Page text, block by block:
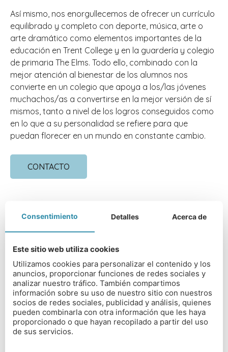
Así mismo, nos enorgullecemos de ofrecer un currículo
equilibrado y completo con deporte, música, arte o
arte dramático como elementos importantes de la
educación en Trent College y en la guardería y colegio
de primaria The Elms. Todo ello, combinado con la
mejor atención al bienestar de los alumnos nos
convierte en un colegio que apoya a los/las jóvenes
muchachos/as a convertirse en la mejor versión de sí
mismos, tanto a nivel de los logros conseguidos como
en lo que a su personalidad se refiere para que
puedan florecer en un mundo en constante cambio.
CONTACTO
DIRECCIÓN DEL COLEGIO
Trent College, Derby Rd, Long Eaton,
Nottingham NG10 4AD
TIPO DE COLEGIO
Mixto en régimen abierto o interno
RANGO EDAD
Consentimiento Detalles Acerca de
Este sitio web utiliza cookies
Utilizamos cookies para personalizar el contenido y los
anuncios, proporcionar funciones de redes sociales y
analizar nuestro tráfico. También compartimos
información sobre su uso de nuestro sitio con nuestros
socios de redes sociales, publicidad y análisis, quienes
pueden combinarla con otra información que les haya
proporcionado o que hayan recopilado a partir del uso
de sus servicios.